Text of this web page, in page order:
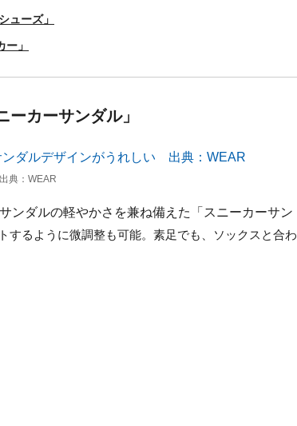
ューズ」
」
カーサンダル」
典：WEAR
ンダルの軽やかさを兼ね備えた「スニーカーサン
するように微調整も可能。素足でも、ソックスと合わ